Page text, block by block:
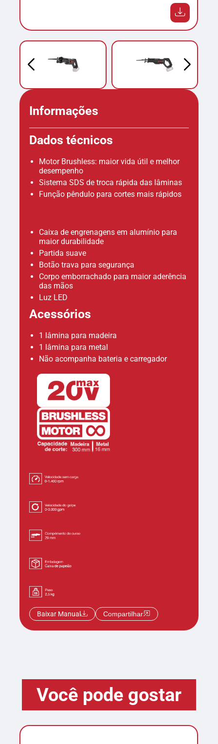
Informações
Dados técnicos
Motor Brushless: maior vida útil e melhor
desempenho
Sistema SDS de troca rápida das lâminas
Função pêndulo para cortes mais rápidos
Caixa de engrenagens em alumínio para
maior durabilidade
Partida suave
Botão trava para segurança
Corpo emborrachado para maior aderência
das mãos
Luz LED
Acessórios
1 lâmina para madeira
1 lâmina para metal
Não acompanha bateria e carregador
Baixar Manual Compartilhar
Você pode gostar